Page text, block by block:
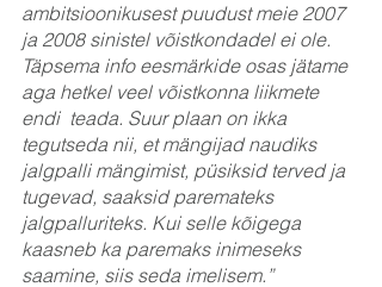
ambitsioonikusest puudust meie 2007
ja 2008 sinistel võistkondadel ei ole.
Täpsema info eesmärkide osas jätame
aga hetkel veel võistkonna liikmete
endi  teada. Suur plaan on ikka
tegutseda nii, et mängijad naudiks
jalgpalli mängimist, püsiksid terved ja
tugevad, saaksid paremateks
jalgpalluriteks. Kui selle kõigega
kaasneb ka paremaks inimeseks
saamine, siis seda imelisem.”